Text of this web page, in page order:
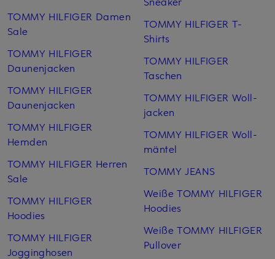
TOMMY HILFIGER Damen
Sale
TOMMY HILFIGER
Daunenjacken
TOMMY HILFIGER
Daunenjacken
TOMMY HILFIGER
Hemden
TOMMY HILFIGER Herren
Sale
TOMMY HILFIGER
Hoodies
TOMMY HILFIGER
Jogginghosen
TOMMY HILFIGER T-
Shirts
TOMMY HILFIGER
Taschen
TOMMY HILFIGER Woll­
jacken
TOMMY HILFIGER Woll­
mäntel
TOMMY JEANS
Weiße TOMMY HILFIGER
Hoodies
Weiße TOMMY HILFIGER
Pullover